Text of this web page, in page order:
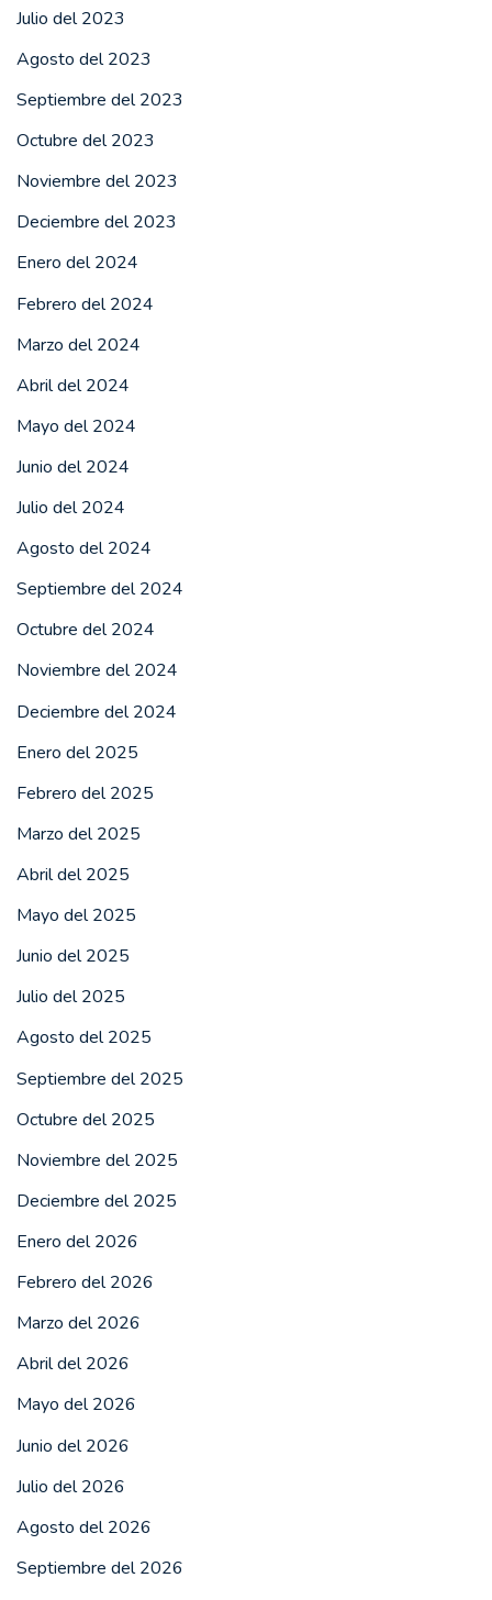
Julio del 2023
Agosto del 2023
Septiembre del 2023
Octubre del 2023
Noviembre del 2023
Deciembre del 2023
Enero del 2024
Febrero del 2024
Marzo del 2024
Abril del 2024
Mayo del 2024
Junio del 2024
Julio del 2024
Agosto del 2024
Septiembre del 2024
Octubre del 2024
Noviembre del 2024
Deciembre del 2024
Enero del 2025
Febrero del 2025
Marzo del 2025
Abril del 2025
Mayo del 2025
Junio del 2025
Julio del 2025
Agosto del 2025
Septiembre del 2025
Octubre del 2025
Noviembre del 2025
Deciembre del 2025
Enero del 2026
Febrero del 2026
Marzo del 2026
Abril del 2026
Mayo del 2026
Junio del 2026
Julio del 2026
Agosto del 2026
Septiembre del 2026